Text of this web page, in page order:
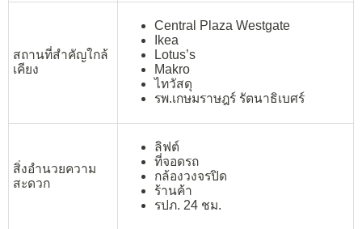
สถานที่สำคัญใกล้
เคียง
Central Plaza Westgate
Ikea
Lotus’s
Makro
ไทวัสดุ
รพ.เกษมราษฎร์ รัตนาธิเบศร์
สิ่งอำนวยความ
สะดวก
ลิฟต์
ที่จอดรถ
กล้องวงจรปิด
ร้านค้า
รปภ. 24 ชม.